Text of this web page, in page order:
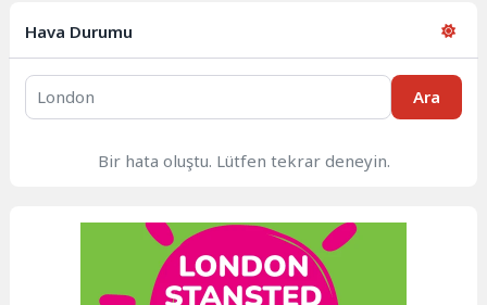
Hava Durumu
Ara
Bir hata oluştu. Lütfen tekrar deneyin.